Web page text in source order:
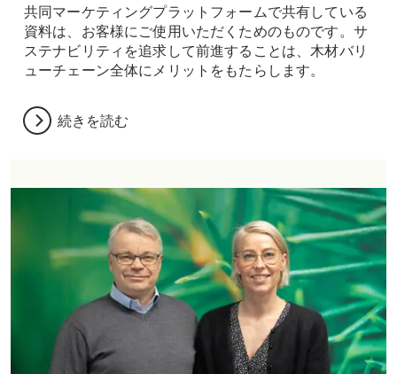
共同マーケティングプラットフォームで共有している
資料は、お客様にご使用いただくためのものです。サ
ステナビリティを追求して前進することは、木材バリ
ューチェーン全体にメリットをもたらします。
続きを読む